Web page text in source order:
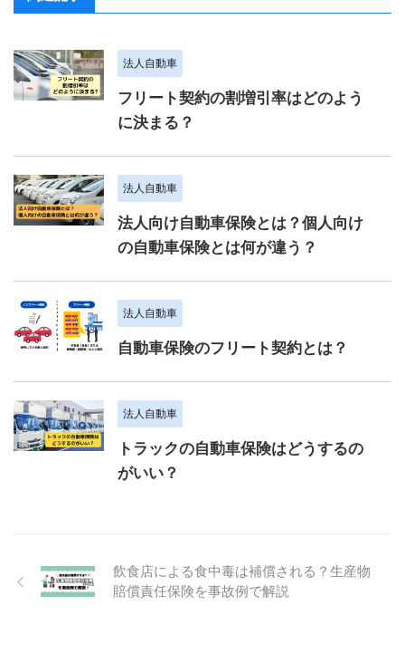
法人自動車
フリート契約の割増引率はどのよう
に決まる？
法人自動車
法人向け自動車保険とは？個人向け
の自動車保険とは何が違う？
法人自動車
自動車保険のフリート契約とは？
法人自動車
トラックの自動車保険はどうするの
がいい？
飲食店による食中毒は補償される？生産物
賠償責任保険を事故例で解説